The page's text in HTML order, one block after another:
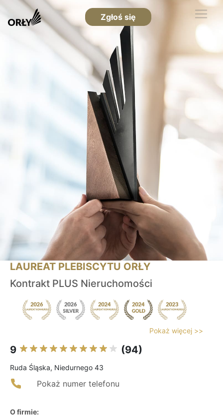
Zgłoś się
LAUREAT PLEBISCYTU ORŁY
Kontrakt PLUS Nieruchomości
Pokaż więcej >>
9 (94)
Ruda Śląska, Niedurnego 43
Pokaż numer telefonu
O firmie: